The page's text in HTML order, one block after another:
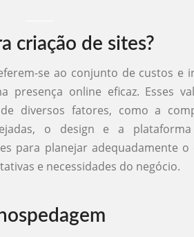
criação de sites?
se ao conjunto de custos e
presença online eficaz. Esses
diversos fatores, como a
o design e a
para planejar adequadamente o
e necessidades do negócio.